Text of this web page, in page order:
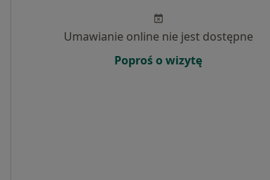
Umawianie online nie jest dostępne
Poproś o wizytę